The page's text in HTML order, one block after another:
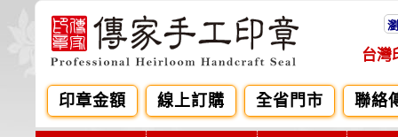
台灣
印章金額 線上訂購 全省門市 聯絡